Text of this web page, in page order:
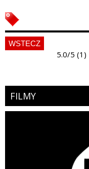
WSTECZ
5.0/5 (1)
FILMY